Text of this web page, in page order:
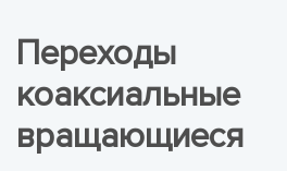
Переходы
коаксиальные
вращающиеся